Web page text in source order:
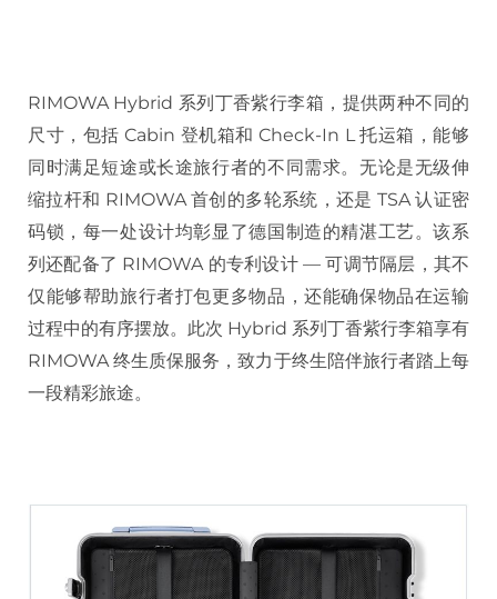
RIMOWA Hybrid 系列丁香紫行李箱，提供两种不同的
尺寸，包括 Cabin 登机箱和 Check-In L 托运箱，能够
同时满足短途或长途旅行者的不同需求。无论是无级伸
缩拉杆和 RIMOWA 首创的多轮系统，还是 TSA 认证密
码锁，每一处设计均彰显了德国制造的精湛工艺。该系
列还配备了 RIMOWA 的专利设计 — 可调节隔层，其不
仅能够帮助旅行者打包更多物品，还能确保物品在运输
过程中的有序摆放。此次 Hybrid 系列丁香紫行李箱享有
RIMOWA 终生质保服务，致力于终生陪伴旅行者踏上每
一段精彩旅途。